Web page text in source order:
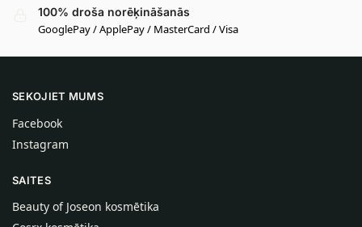
100% droša norēķināšanās
GooglePay / ApplePay / MasterCard / Visa
SEKOJIET MUMS
Facebook
Instagram
SAITES
Beauty of Joseon kosmētika